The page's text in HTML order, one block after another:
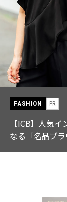
FASHION PR
【ICB】人気
なる「名品ブ